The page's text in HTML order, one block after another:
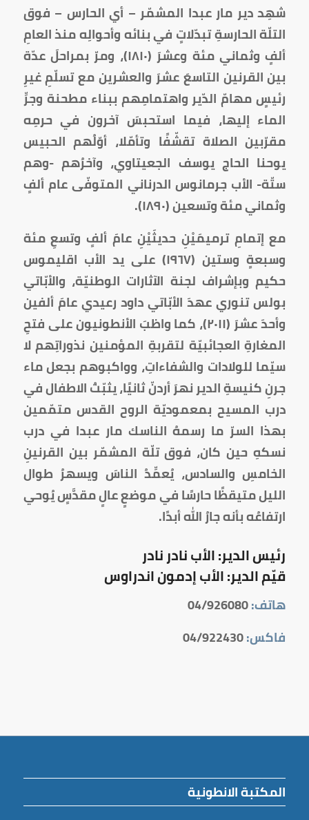
شهِد دير مار عبدا المشمّر – أي الحارس – فوق
التلّة الحارسةِ تبدّلاتٍ في بنائه وأحوالِه منذ العامِ
ألفٍ وثماني مئة وعشرَ (١٨١٠)، ومرّ بمراحلَ عدّة
بين القرنين التاسعَ عشرَ والعشرين مع تسلّمِ غيرِ
رئيسٍ مهامّ الدّير واهتمامِهم ببناء مطحنة وجرِّ
الماء إليها، فيما استحبسَ آخرون في حرمِه
مقرّبين الصلاة تقشّفًا وتأمّلا، أوّلُهم الحبيس
يوحنا الحاج يوسف الجعيتاوي، وآخرُهم -وهم
ستّة- الأب جرمانوس الدرناني المتوفّى عام ألفٍ
وثماني مئة وتسعين (١٨٩٠).
مع إتمامِ ترميمَيْنِ حديثَيْنِ عامَ ألفٍ وتسعِ مئة
وسبعةٍ وستين (١٩٦٧) على يد الأب اقليموس
حكيم وبإشراف لجنة الآثارات الوطنيّة، والأبّاتي
بولس تنوري عهدَ الأبّاتي داود رعيدي عامَ ألفين
وأحدَ عشرَ (٢٠١١)، كما واظبَ الأنطونيون على فتحِ
المغارةِ العجائبيّة لتقربةِ المؤمنين نذوراتِهم لا
سيّما للولادات والشفاءاتِ، وواكبوهم بجعل ماء
جرنِ كنيسةِ الدير نهرَ أردنّ ثانيًا، يثبّتُ الاطفال في
درب المسيح بمعموديّة الروح القدس متمّمين
بهذا السرّ ما رسمهُ الناسك مار عبدا في درب
نسكهِ حين كان، فوق تلّة المشمّر بين القرنينِ
الخامسِ والسادس، يُعمِّدُ الناسَ ويسهرُ طوال
الليل متيقظًا حارسًا في موضعٍ عالٍ مقدَّسٍ يُوحي
ارتفاعُه بأنه جارُ الله أبدًا.
رئيس الدير: الأب نادر نادر
قيّم الدير: الأب إدمون اندراوس
هاتف:04/926080
فاكس:
المكتبة الانطونية